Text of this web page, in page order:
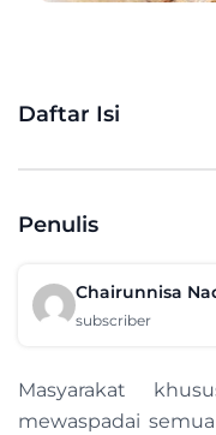
Daftar Isi
Penulis
Chairunnisa
subscriber
Masyarakat
mewaspadai